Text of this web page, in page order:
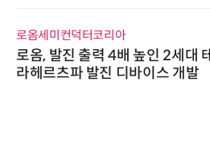
로옴세미컨덕터코리아
로옴, 발진 출력 4배 높인 2세대 테
라헤르츠파 발진 디바이스 개발